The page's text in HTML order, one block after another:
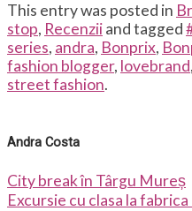
This entry was posted in
stop, Recenziiand tagged
series, andra, Bonprix,
fashion blogger, lovebrand,
street fashion.
Andra Costa
City break în Târgu Mureș
Excursie cu clasa la